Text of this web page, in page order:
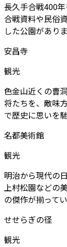
長久手合戦400
合戦資料や民俗
した公園があり
安昌寺
観光
色金山近くの曹
将たちを、敵味
で歴史に思いを
名都美術館
観光
明治から現代の
上村松園などの
の傑作が揃ってい
せせらぎの径
観光